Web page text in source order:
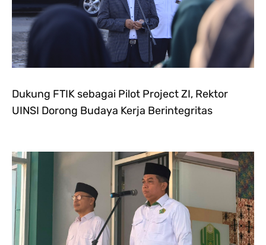
Dukung FTIK sebagai Pilot Project ZI, Rektor
UINSI Dorong Budaya Kerja Berintegritas